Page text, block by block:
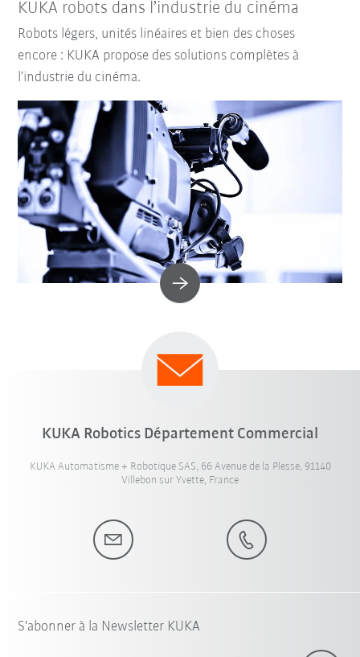
KUKA robots dans l’industrie du cinéma
Robots légers, unités linéaires et bien des choses
encore : KUKA propose des solutions complètes à
l’industrie du cinéma.
KUKA Robotics Département Commercial
KUKA Automatisme + Robotique SAS, 66 Avenue de la Plesse, 91140
Villebon sur Yvette, France
S'abonner à la Newsletter KUKA